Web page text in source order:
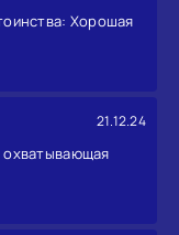
Хорошая
21.12.24
охватывающая